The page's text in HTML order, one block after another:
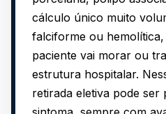
cálculo único muito
falciforme ou
paciente vai morar ou
estrutura hospitalar.
retirada eletiva pode ser